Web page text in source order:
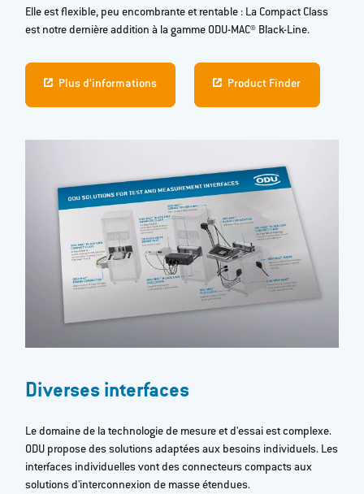
Elle est flexible, peu encombrante et rentable : La Compact Class
est notre dernière addition à la gamme ODU-MAC® Black-Line.
Plus d’informations Product Finder
Diverses interfaces
Le domaine de la technologie de mesure et d'essai est complexe.
ODU propose des solutions adaptées aux besoins individuels. Les
interfaces individuelles vont des connecteurs compacts aux
solutions d'interconnexion de masse étendues.